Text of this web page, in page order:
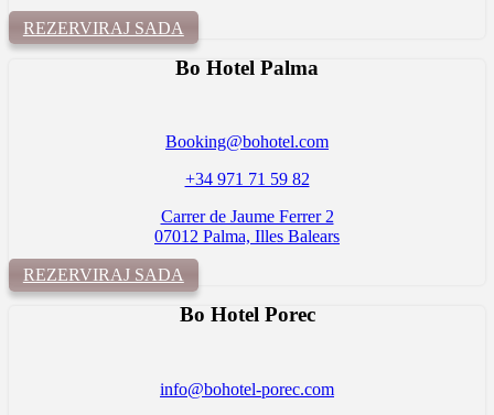
REZERVIRAJ SADA
Bo Hotel Palma
Booking@bohotel.com
+34 971 71 59 82
Carrer de Jaume Ferrer 2
07012 Palma, Illes Balears
REZERVIRAJ SADA
Bo Hotel Porec
info@bohotel-porec.com